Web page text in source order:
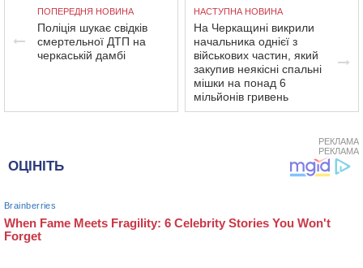
ПОПЕРЕДНЯ НОВИНА
Поліція шукає свідків
смертельної ДТП на
черкаській дамбі
НАСТУПНА НОВИНА
На Черкащині викрили
начальника однієї з
військових частин, який
закупив неякісні спальні
мішки на понад 6
мільйонів гривень
РЕКЛАМА
РЕКЛАМА